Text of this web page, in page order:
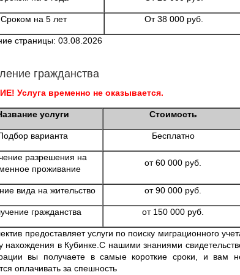
Сроком на 5 лет От 38 000 руб.
страницы: 03.08.2026
гражданства
Услуга временно не оказывается.
услуги Стоимость
варианта Бесплатно
разрешения на
проживание
от 60 000 руб.
вида на жительство от 90 000 руб.
гражданства от 150 000 руб.
предоставляет услуги по поиску миграционного
нахождения в Кубинке.С нашими знаниями
вы получаете в самые короткие сроки, и вам
оплачивать за спешность